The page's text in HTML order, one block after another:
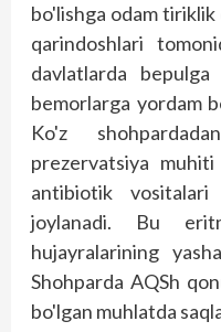
bo'lishga odam
qarindosh­lari
davlatlarda bepulga
bemorlarga yordam
Ko'z
prezervatsiya
antibiotik
joylanadi. Bu
hujayralarining
Shohparda AQSh
bo'lgan muhlatda